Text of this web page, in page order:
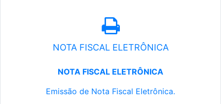
NOTA FISCAL ELETRÔNICA
NOTA FISCAL ELETRÔNICA
Emissão de Nota Fiscal Eletrônica.